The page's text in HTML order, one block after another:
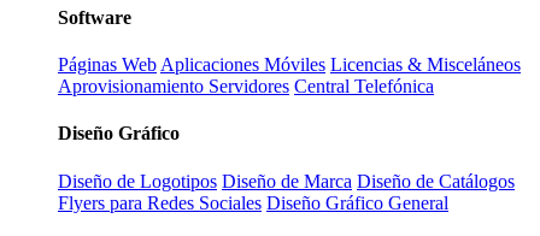
Software
Páginas Web Aplicaciones Móviles Licencias & Misceláneos
Aprovisionamiento Servidores Central Telefónica
Diseño Gráfico
Diseño de Logotipos Diseño de Marca Diseño de Catálogos
Flyers para Redes Sociales Diseño Gráfico General